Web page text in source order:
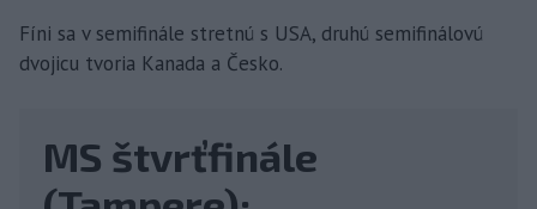
Fíni sa v semifinále stretnú s USA, druhú semifinálovú
dvojicu tvoria Kanada a Česko.
MS štvrťfinále